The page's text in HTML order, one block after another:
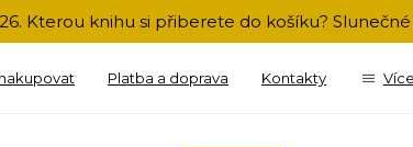
Kterou knihu si přiberete do košíku?
Platba a doprava Kontakty Více